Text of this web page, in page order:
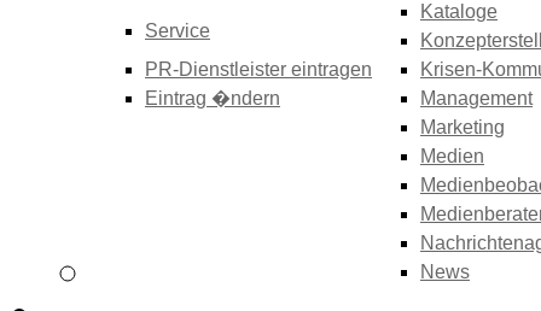
Service
PR-Dienstleister eintragen
Eintrag �ndern
Kataloge
Krisen-
Management
Marketing
Medien
News